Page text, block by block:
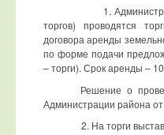
1. Администрацией
торгов) проводятся
договора аренды
по форме подачи
– торги). Срок аренды –
Решение о
Администрации района
2. На торги